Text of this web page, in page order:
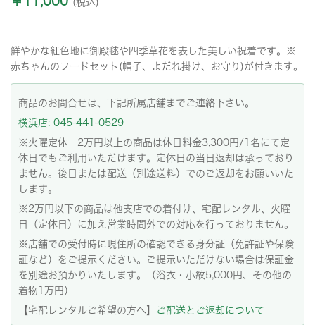
(税込)
鮮やかな紅色地に御殿毬や四季草花を表した美しい祝着です。※
赤ちゃんのフードセット(帽子、よだれ掛け、お守り)が付きます。
商品のお問合せは、下記所属店舗までご連絡下さい。
横浜店: 045-441-0529
※火曜定休 2万円以上の商品は休日料金3,300円/1名にて定
休日でもご利用いただけます。定休日の当日返却は承っており
ません。後日または配送（別途送料）でのご返却をお願いいた
します。
※2万円以下の商品は他支店での着付け、宅配レンタル、火曜
日（定休日）に加え営業時間外での対応を行っておりません。
※店舗での受付時に現住所の確認できる身分証（免許証や保険
証など）をご提示ください。ご提示いただけない場合は保証金
を別途お預かりいたします。（浴衣・小紋5,000円、その他の
着物1万円）
【宅配レンタルご希望の方へ】
ご配送とご返却について